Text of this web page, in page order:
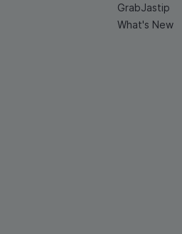
GrabJastip
What's New